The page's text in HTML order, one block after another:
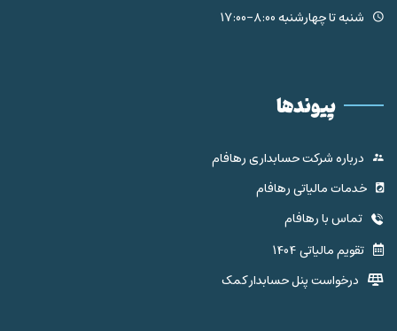
شنبه تا چهارشنبه 8:00-17:00
پیوندها
درباره شرکت حسابداری رهافام
خدمات مالیاتی رهافام
تماس با رهافام
تقویم مالیاتی 1404
درخواست پنل حسابدار کمک